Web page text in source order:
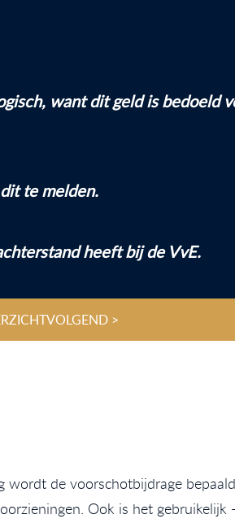
want dit geld is bedoeld
te melden.
heeft bij de VvE.
VOLGEND >
de voorschotbijdrage
Ook is het